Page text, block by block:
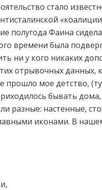
стало
полугода Фаина
времени была
ни у кого никаких
отрывочных
прошло мое детство,
бывать
разные: настенные,
иконами. В